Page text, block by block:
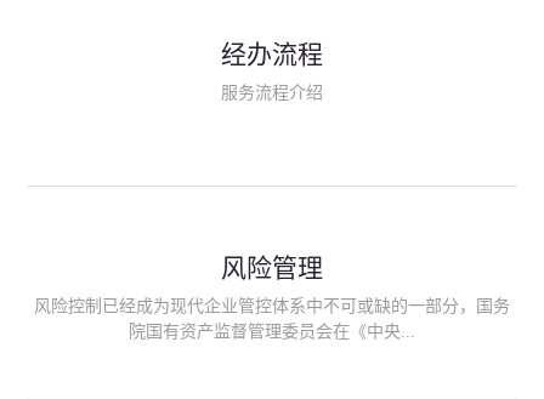
险、政府公共安全责任保险/自然灾害公众责任保险、精神病监护
人责任险、首台套/首版次保险、科技保险等）；（三）传统财产
险产品；（六）保险招投标业务。随着业务的开展，华西经纪会
供专业、优质的保险经纪服务。
经办流程
服务流程介绍
风险管理
风险控制已经成为现代企业管控体系中不可或缺的一部分，国务
院国有资产监督管理委员会在《中央...